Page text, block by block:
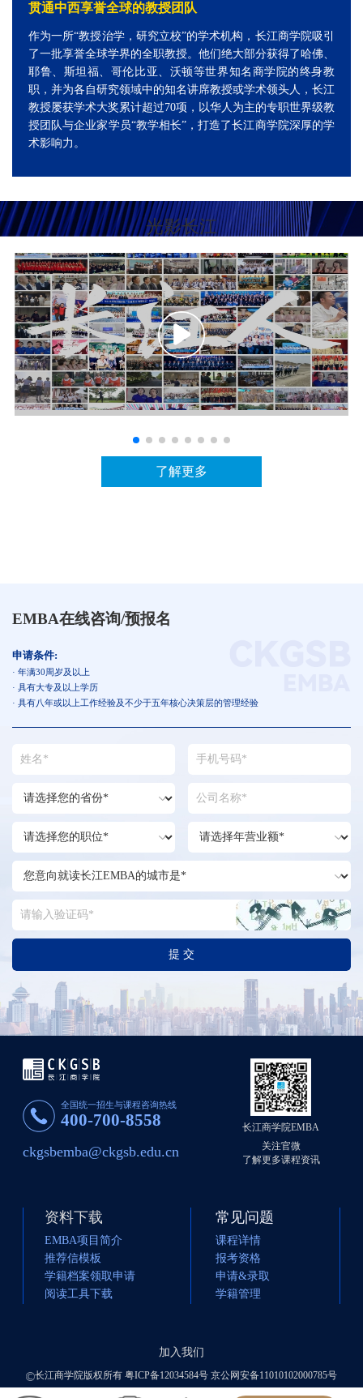
贯通中西享誉全球的教授团队
作为一所“教授治学，研究立校”的学术机构，长江商学院吸引
了一批享誉全球学界的全职教授。他们绝大部分获得了哈佛、
耶鲁、斯坦福、哥伦比亚、沃顿等世界知名商学院的终身教
职，并为各自研究领域中的知名讲席教授或学术领头人，长江
教授屡获学术大奖累计超过70项，以华人为主的专职世界级教
授团队与企业家学员“教学相长”，打造了长江商学院深厚的学
术影响力。
光影长江
我们共同的名字是长江人
了解更多
EMBA在线咨询/预报名
申请条件:
· 年满30周岁及以上
· 具有大专及以上学历
· 具有八年或以上工作经验及不少于五年核心决策层的管理经验
提 交
全国统一招生与课程咨询热线
400-700-8558
ckgsbemba@ckgsb.edu.cn
长江商学院EMBA
关注官微
了解更多课程资讯
资料下载
EMBA项目简介
推荐信模板
学籍档案领取申请
阅读工具下载
常见问题
课程详情
报考资格
申请&录取
学籍管理
加入我们
长江商学院版权所有 粤ICP备12034584号 京公网安备11010102000785号